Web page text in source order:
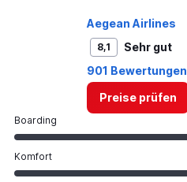
Aegean Airlines
8,1
Sehr gut
901 Bewertungen
Preise prüfen
Boarding
Komfort